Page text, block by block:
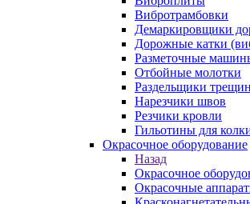
Вибротрамбовки
Демаркировщики
Дорожные катки
Разметочные
Отбойные молотки
Раздельщики трещин
Нарезчики швов
Резчики кровли
Гильотины для
Окрасочное оборудование
Назад
Окрасочное
Окрасочные